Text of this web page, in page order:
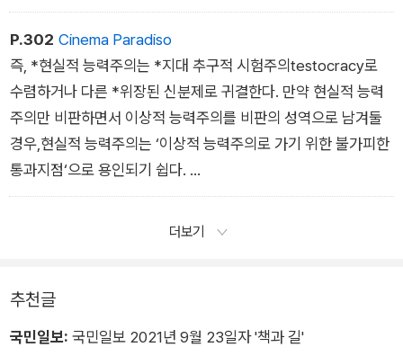
의 기여 등을 정확히 측정하는 것은 불가능하며, 능력주의는 편연
적으로 그것이 주장하는 이상적 상태에 이르지 못한다.
P.302 Cinema Paradiso
즉, *현실적 능력주의는 *지대 추구적 시험주의testocracy로
수렴하거나 다른 *위장된 신분제로 귀결한다. 만약 현실적 능력
주의만 비판하면서 이상적 능력주의를 비판의 성역으로 남겨둘
경우,현실적 능력주의는 ‘이상적 능력주의로 가기 위한 불가피한
통과지점‘으로 용인되기 쉽다.
이럴 경우 능력주의 ‘바깥‘의 대안들은 좀처럼 제시되기 어려워진
비유컨대 능력주의는 *‘화석연료‘다.* 한때 그것은 *성장의 *필
더보기
추천글
국민일보: 국민일보 2021년 9월 23일자 '책과 길'